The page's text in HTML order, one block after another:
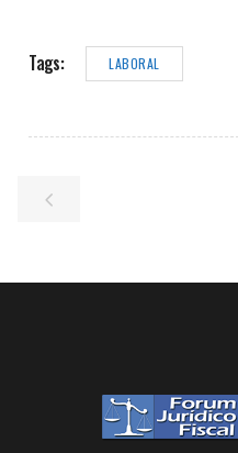
Tags: LABORAL